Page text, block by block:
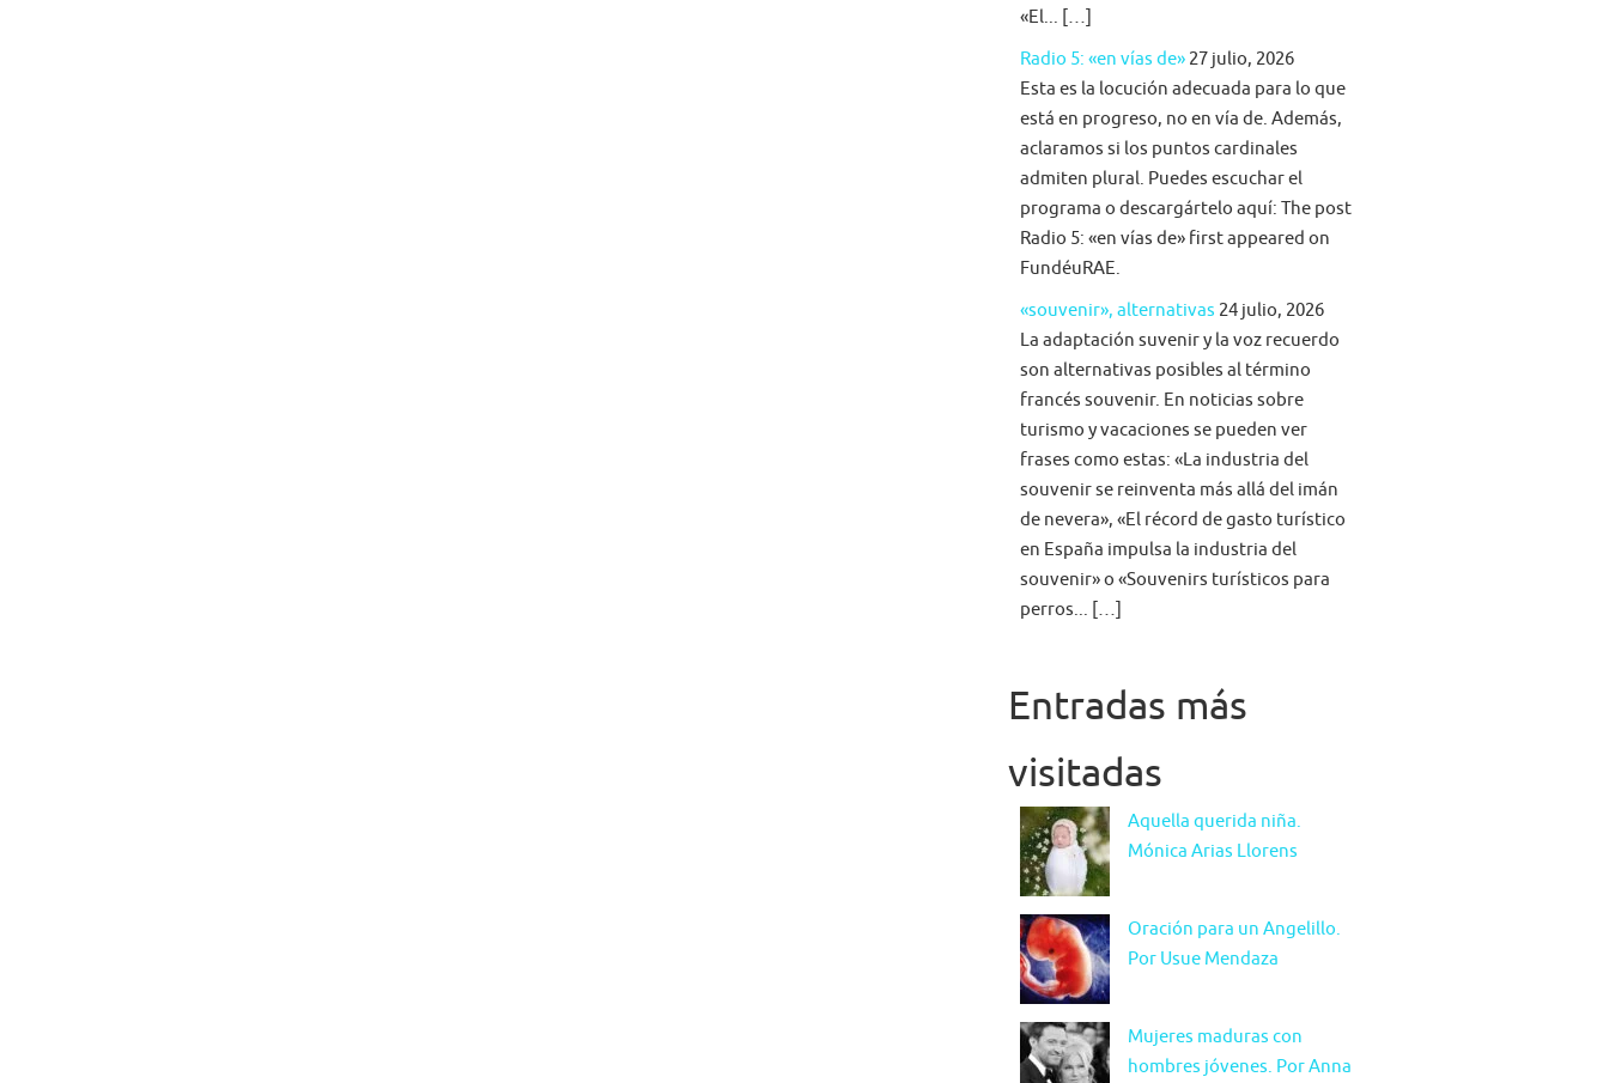
«El... […]
Radio 5: «en vías de» 27 julio, 2026
Esta es la locución adecuada para lo que
está en progreso, no en vía de. Además,
aclaramos si los puntos cardinales
admiten plural. Puedes escuchar el
programa o descargártelo aquí: The post
Radio 5: «en vías de» first appeared on
FundéuRAE.
«souvenir», alternativas 24 julio, 2026
La adaptación suvenir y la voz recuerdo
son alternativas posibles al término
francés souvenir. En noticias sobre
turismo y vacaciones se pueden ver
frases como estas: «La industria del
souvenir se reinventa más allá del imán
de nevera», «El récord de gasto turístico
en España impulsa la industria del
souvenir» o «Souvenirs turísticos para
perros... […]
Entradas más
visitadas
Aquella querida niña.
Mónica Arias Llorens
Oración para un Angelillo.
Por Usue Mendaza
Mujeres maduras con
hombres jóvenes. Por Anna